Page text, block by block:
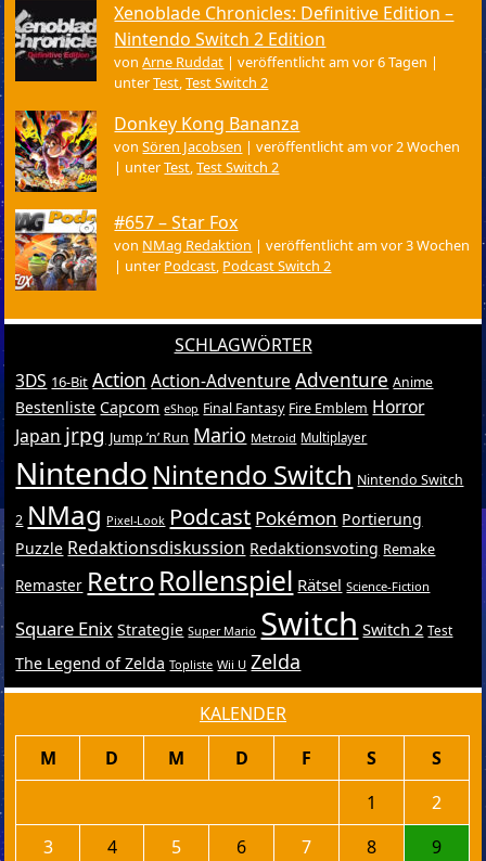
Xenoblade Chronicles: Definitive Edition –
Nintendo Switch 2 Edition
vonArne Ruddat |veröffentlicht am vor 6 Tagen |
unterTest,Test Switch 2
Donkey Kong Bananza
vonSören Jacobsen |veröffentlicht am vor 2 Wochen
| unterTest,Test Switch 2
#657 – Star Fox
von NMag Redaktion |veröffentlicht am vor 3 Wochen
| unter Podcast, Podcast Switch 2
SCHLAGWÖRTER
3DS 16-Bit Action Action-Adventure Adventure Anime
Bestenliste Capcom eShop Final Fantasy Fire Emblem Horror
Japan jrpg Jump ’n’ Run Mario Metroid Multiplayer
Nintendo Nintendo Switch Nintendo Switch
2 NMag Pixel-Look Podcast Pokémon Portierung
Puzzle Redaktionsdiskussion Redaktionsvoting Remake
Remaster RetroRollenspiel Rätsel Science-Fiction
Square Enix Strategie Super Mario Switch Switch 2 Test
The Legend of Zelda Topliste Wii U Zelda
KALENDER
M D M D F S
S
1
2
3
4 5 6 7 8
9